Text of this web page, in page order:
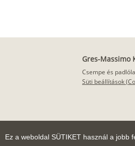
Ez a weboldal SÜTIKET használ a jobb
Gres-Massimo
Csempe és
Süti beállítások